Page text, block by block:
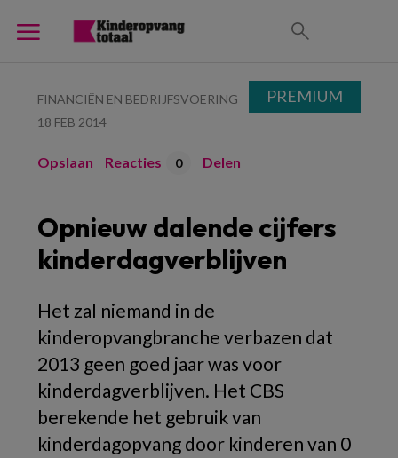
FINANCIËN EN BEDRIJFSVOERING
18 FEB 2014
Opslaan Reacties 0 Delen
Opnieuw dalende cijfers
kinderdagverblijven
Het zal niemand in de
kinderopvangbranche verbazen dat
2013 geen goed jaar was voor
kinderdagverblijven. Het CBS
berekende het gebruik van
kinderdagopvang door kinderen van 0
PREMIUM